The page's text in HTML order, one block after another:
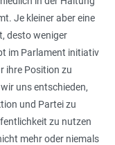
Je kleiner aber eine
desto weniger
im Parlament initiativ
ihre Position zu
uns entschieden,
und Partei zu
zu nutzen
mehr oder niemals